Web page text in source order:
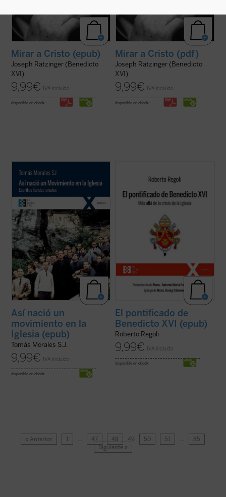
Mirar a Cristo (epub)
Joseph Ratzinger (Benedicto
XVI)
9,99€ IVA incluido
disponible en ebook:
Mirar a Cristo (pdf)
Joseph Ratzinger (Benedicto
XVI)
9,99€ IVA incluido
disponible en ebook:
Escritos fundacionales
obra tres narraciones (Memoria, La
Cruzada de Santa María: Génesis y
Movimiento
(ver
ficha)
Así nació un
movimiento en la
Iglesia (epub)
Tomás Morales S.J.
9,99€ IVA incluido
disponible en ebook:
amplia mirada de conjunto sólidamente
Ratzinger como papa, a la vez que señala
algunas claves interpretativas que ...(ver
El pontificado de
Benedicto XVI (epub)
Roberto Regoli
9,99€ IVA incluido
disponible en ebook:
« Anterior 1 … 47 48 49 50 51 …
85
Siguiente »